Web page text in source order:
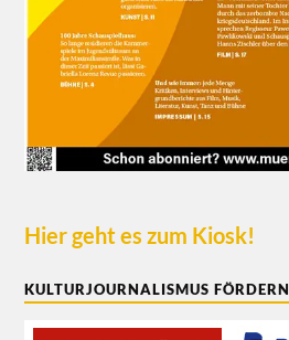
Hier geht es zum Kiosk!
KULTURJOURNALISMUS FÖRDERN